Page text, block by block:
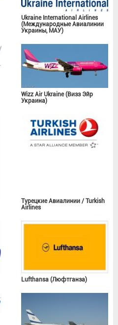
Ukraine International Airlines
(Международные Авиалинии
Украины, МАУ)
Wizz Air Ukraine (Визз Эйр
Украина)
Турецкие Авиалинии / Turkish
Airlines
Lufthansa (Люфтганза)